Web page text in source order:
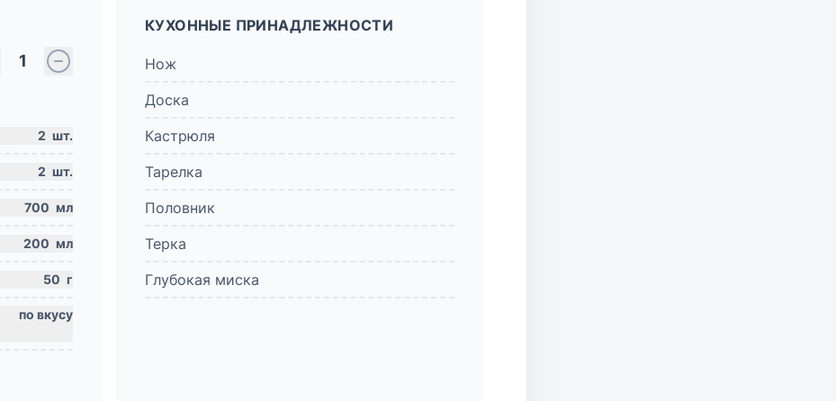
1
2 шт.
2 шт.
700 мл
200 мл
50 г
КУХОННЫЕ ПРИНАДЛЕЖНОСТИ
Нож
Доска
Кастрюля
Тарелка
Половник
Терка
Глубокая миска